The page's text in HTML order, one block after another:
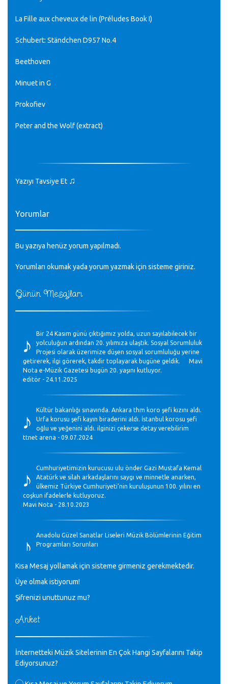
Günün Mesajları
♪
Bir 24 Kasım günü çıktığımız yolda, uzun sayılabilecek bir
yolculuğun ardından 20. yılımıza ulaştık. Sosyal Sorumluluk
Projesi olarak üzerimize düşen sosyal sorumluluğu yerine
getirerek, ilgi görerek, takdir toplayarak bugüne geldik. Mavi
Nota e-Müzik Gazetesi bugün 20. yaşını kutluyor.
editör - 24.11.2025
♪
Kültür bakanlığı sınavında. Ankara thm koro şefi kızını aldı.
Urfa korusu şefi kayın biraderini aldı. İstanbul korosu şefi
oğlu ve yeğenini aldı. ilginizi çekerse detay verebilirim
ttnet arena - 09.07.2024
♪
Cumhuriyetimizin kurucusu ulu önder Gazi Mustafa Kemal
Atatürk ve silah arkadaşlarını saygı ve minnetle anarken,
ülkemiz Türkiye Cumhuriyeti’nin kuruluşunun 100. yılını en
coşkun ifadelerle kutluyoruz.
Mavi Nota - 28.10.2023
♪
Anadolu Güzel Sanatlar Liseleri Müzik Bölümlerinin Eğitim
Programları Sorunları
♪
GEÇMİŞ OLSUN TÜRKİYE!
Mavi Nota - 07.02.2023
♪
30 yıl sonra karşılaşmak çok güzel Kurtuluş, teveccüh
M.Semih Baylan - 08.01.2023
Değerli Müfit hocama en içten sevgi saygılarımı iletin
Kısa Mesaj yollamak için sisteme girmeniz gerekmektedir.
Üye olmak istiyorum!
Şifrenizi unuttunuz mu?
Anket
İnternetteki Müzik Sitelerinin En Çok Hangi Sayfalarını Takip
Ediyorsunuz?
La Fille aux cheveux de lin (Préludes Book I)
Schubert: Ständchen D957 No.4
Beethoven
Minuet in G
Prokofiev
Peter and the Wolf (extract)
Yazıyı Tavsiye Et ♫
Yorumlar
Bu yazıya henüz yorum yapılmadı.
Yorumları okumak yada yorum yazmak için sisteme giriniz.